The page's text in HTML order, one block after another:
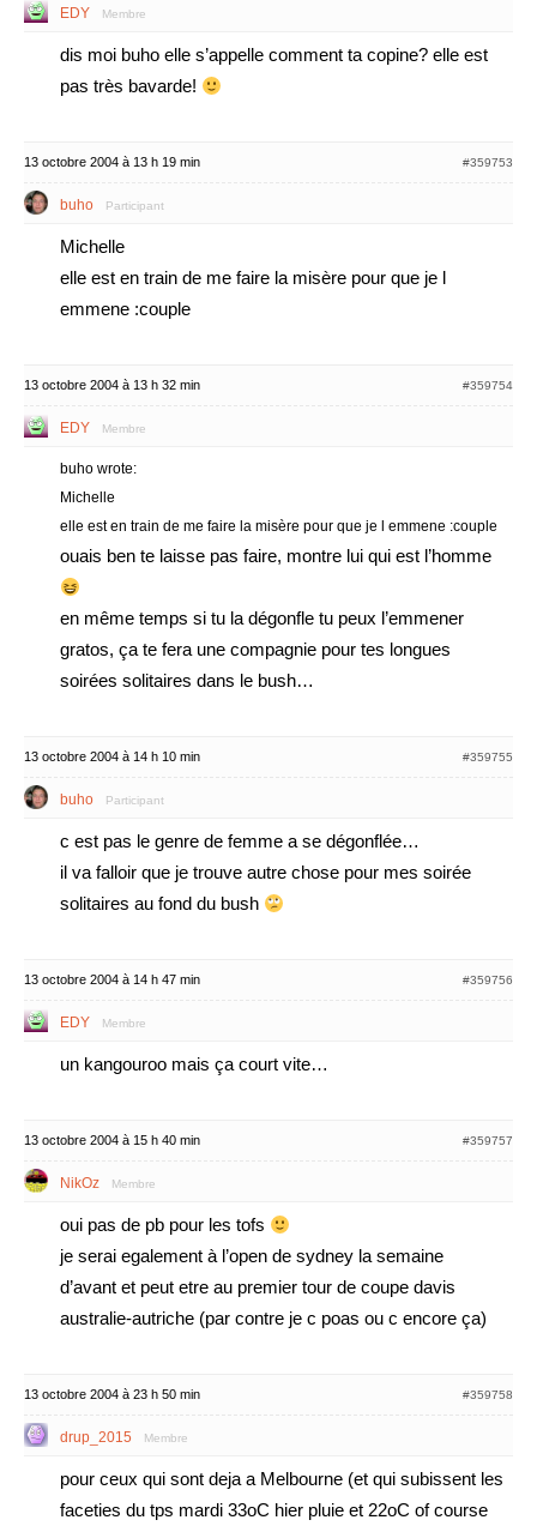
EDY Membre
dis moi buho elle s’appelle comment ta copine? elle est
pas très bavarde!
13 octobre 2004 à 13 h 19 min #359753
buho Participant
Michelle
elle est en train de me faire la misère pour que je l
emmene :couple
13 octobre 2004 à 13 h 32 min #359754
EDY Membre
buho wrote:
Michelle
elle est en train de me faire la misère pour que je l emmene :couple
ouais ben te laisse pas faire, montre lui qui est l’homme
en même temps si tu la dégonfle tu peux l’emmener
gratos, ça te fera une compagnie pour tes longues
soirées solitaires dans le bush…
13 octobre 2004 à 14 h 10 min #359755
buho Participant
c est pas le genre de femme a se dégonflée…
il va falloir que je trouve autre chose pour mes soirée
solitaires au fond du bush
13 octobre 2004 à 14 h 47 min #359756
EDY Membre
un kangouroo mais ça court vite…
13 octobre 2004 à 15 h 40 min #359757
NikOz Membre
oui pas de pb pour les tofs
je serai egalement à l’open de sydney la semaine
d’avant et peut etre au premier tour de coupe davis
australie-autriche (par contre je c poas ou c encore ça)
13 octobre 2004 à 23 h 50 min #359758
drup_2015 Membre
pour ceux qui sont deja a Melbourne (et qui subissent les
faceties du tps mardi 33oC hier pluie et 22oC of course